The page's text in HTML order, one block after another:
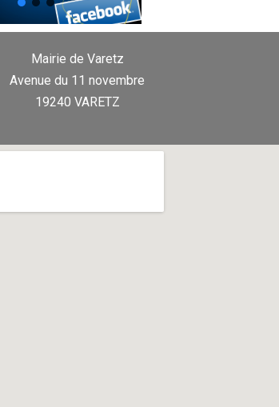
Mairie de Varetz
Avenue du 11 novembre
19240 VARETZ